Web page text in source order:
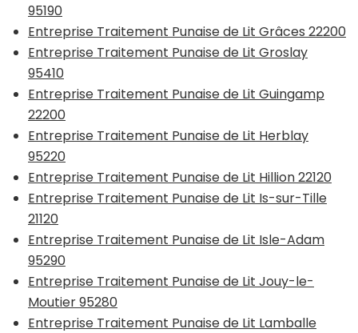
95190
Entreprise Traitement Punaise de Lit Grâces 22200
Entreprise Traitement Punaise de Lit Groslay
95410
Entreprise Traitement Punaise de Lit Guingamp
22200
Entreprise Traitement Punaise de Lit Herblay
95220
Entreprise Traitement Punaise de Lit Hillion 22120
Entreprise Traitement Punaise de Lit Is-sur-Tille
21120
Entreprise Traitement Punaise de Lit Isle-Adam
95290
Entreprise Traitement Punaise de Lit Jouy-le-
Moutier 95280
Entreprise Traitement Punaise de Lit Lamballe